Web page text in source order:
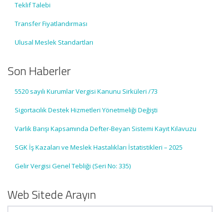
Teklif Talebi
Transfer Fiyatlandırması
Ulusal Meslek Standartları
Son Haberler
5520 sayılı Kurumlar Vergisi Kanunu Sirküleri /73
Sigortacılık Destek Hizmetleri Yönetmeliği Değişti
Varlık Barışı Kapsamında Defter-Beyan Sistemi Kayıt Kılavuzu
SGK İş Kazaları ve Meslek Hastalıkları İstatistikleri – 2025
Gelir Vergisi Genel Tebliği (Seri No: 335)
Web Sitede Arayın